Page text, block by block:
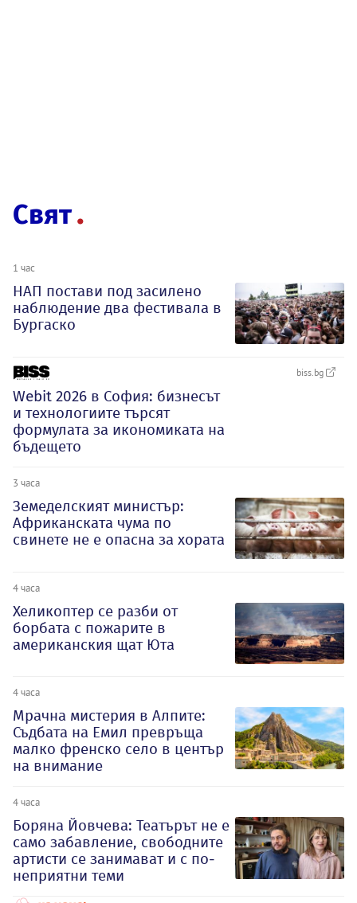
Свят
1 час
НАП постави под засилено
наблюдение два фестивала в
Бургаско
biss.bg
Webit 2026 в София: бизнесът
и технологиите търсят
формулата за икономиката на
бъдещето
3 часа
Земеделският министър:
Африканската чума по
свинете не е опасна за хората
4 часа
Хеликоптер се разби от
борбата с пожарите в
американския щат Юта
4 часа
Мрачна мистерия в Алпите:
Съдбата на Емил превръща
малко френско село в център
на внимание
4 часа
Боряна Йовчева: Театърът не е
само забавление, свободните
артисти се занимават и с по-
неприятни теми